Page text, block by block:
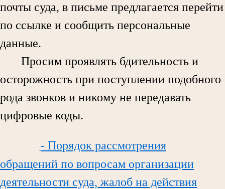
почты суда, в письме предлагается перейти
по ссылке и сообщить персональные
данные.
Просим проявлять бдительность и
осторожность при поступлении подобного
рода звонков и никому не передавать
цифровые коды.
- Порядок рассмотрения
обращений по вопросам организации
деятельности суда, жалоб на действия